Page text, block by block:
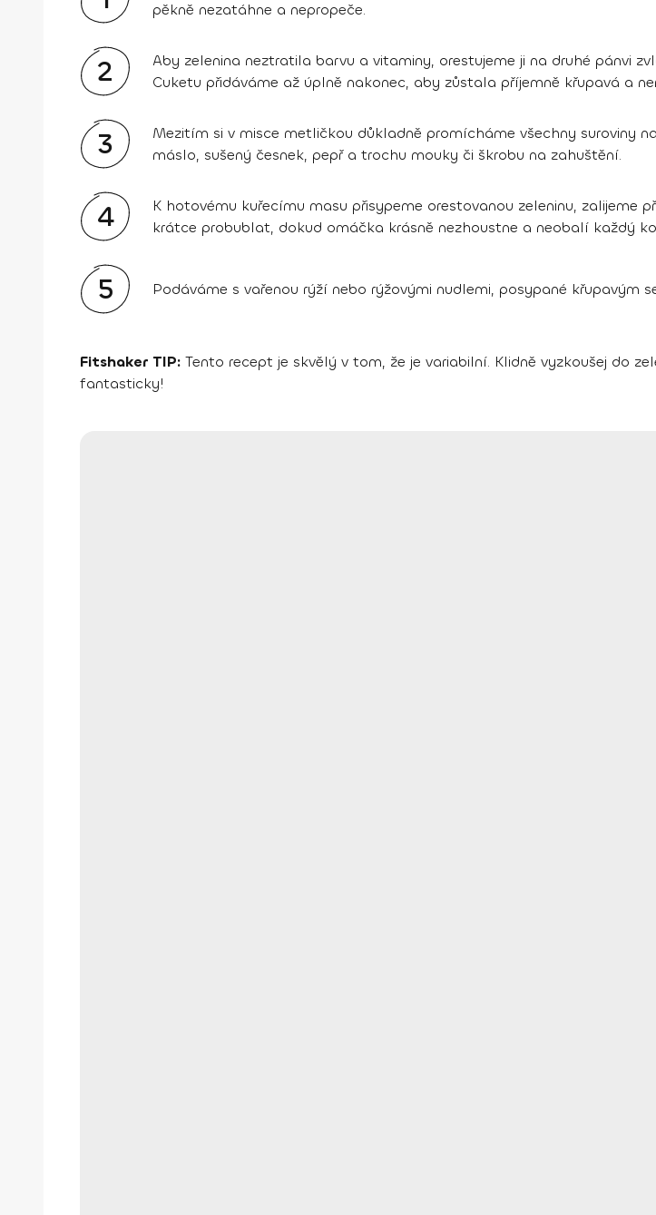
pěkně nezatáhne a nepropeče.
2
Aby zelenina neztratila barvu a vitaminy, orestujeme ji na druhé pánvi
Cuketu přidáváme až úplně nakonec, aby zůstala příjemně křupavá a
3
Mezitím si v misce metličkou důkladně promícháme všechny suroviny
máslo, sušený česnek, pepř a trochu mouky či škrobu na zahuštění.
4
K hotovému kuřecímu masu přisypeme orestovanou zeleninu, zalijeme
krátce probublat, dokud omáčka krásně nezhoustne a neobalí každý
5 Podáváme s vařenou rýží nebo rýžovými nudlemi, posypané křupavým
Fitshaker TIP: Tento recept je skvělý v tom, že je variabilní. Klidně vyzkoušej do
fantasticky!